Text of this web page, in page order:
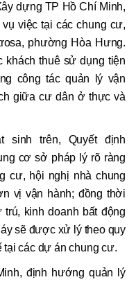
dựng TP Hồ Chí Minh,
việc tại các chung cư,
phường Hòa Hưng.
khách thuê sử dụng tiện
công tác quản lý vận
giữa cư dân ở thực và
trên, Quyết định
cơ sở pháp lý rõ ràng
cư, hội nghị nhà chung
vị vận hành; đồng thời
kinh doanh bất động
sẽ được xử lý theo quy
tại các dự án chung cư.
định hướng quản lý